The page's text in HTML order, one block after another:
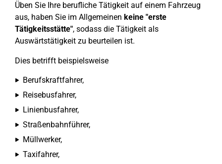
Üben Sie Ihre berufliche Tätigkeit auf einem Fahrzeug
aus, haben Sie im Allgemeinen keine "erste
Tätigkeitsstätte", sodass die Tätigkeit als
Auswärtstätigkeit zu beurteilen ist.
Dies betrifft beispielsweise
Berufskraftfahrer,
Reisebusfahrer,
Linienbusfahrer,
Straßenbahnführer,
Müllwerker,
Taxifahrer,